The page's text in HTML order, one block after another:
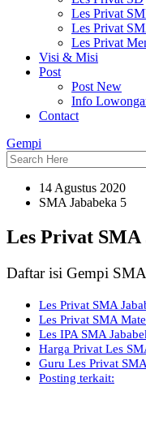
Les Privat
Les Privat
Les Privat
Visi & Misi
Post
Post New
Info
Contact
Gempi
14 Agustus 2020
SMA Jababeka 5
Les Privat SMA
Daftar isi Gempi SMA
Les Privat SMA
Les Privat SMA
Les IPA SMA
Harga Privat Les
Guru Les Privat
Posting terkait: